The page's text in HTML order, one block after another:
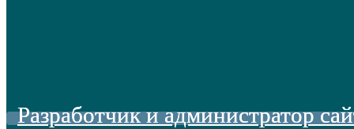
Разработчик и администратор